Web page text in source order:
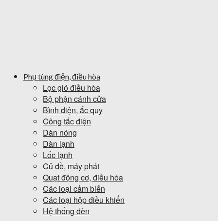
Phụ tùng điện, điều hòa
Lọc gió điều hòa
Bộ phận cánh cửa
Bình điện, ắc quy
Công tắc điện
Dàn nóng
Dàn lạnh
Lốc lạnh
Củ đề, máy phát
Quạt động cơ, điều hòa
Các loại cảm biến
Các loại hộp điều khiển
Hệ thống đèn